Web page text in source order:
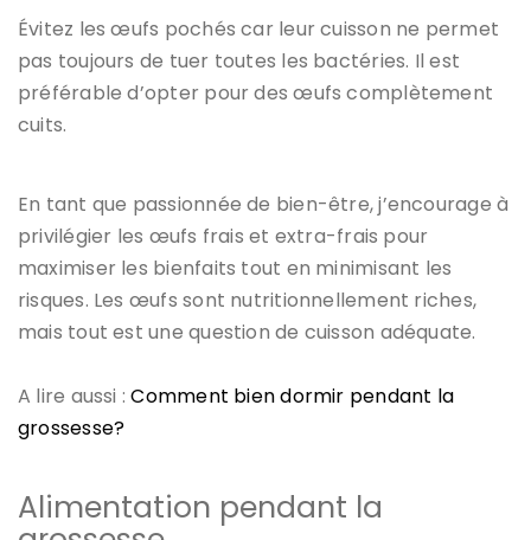
Évitez les œufs pochés car leur cuisson ne permet
pas toujours de tuer toutes les bactéries. Il est
préférable d’opter pour des œufs complètement
cuits.
En tant que passionnée de bien-être, j’encourage à
privilégier les œufs frais et extra-frais pour
maximiser les bienfaits tout en minimisant les
risques. Les œufs sont nutritionnellement riches,
mais tout est une question de cuisson adéquate.
A lire aussi :Comment bien dormir pendant la
grossesse?
Alimentation pendant la